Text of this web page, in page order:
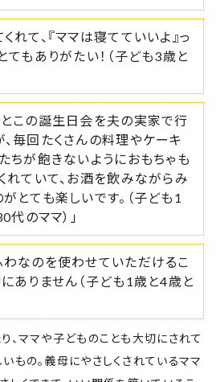
れて、『ママは寝てていいよ』っ
てもありがたい！（子ども3歳と
とこの誕生日会を夫の実家で行
毎回たくさんの料理やケーキ
ちが飽きないようにおもちゃも
れていて、お酒を飲みながらみ
とても楽しいです。（子ども1
のママ）」
わなのを使わせていただけるこ
ありません（子ども1歳と4歳と
、ママや子どものことも大切にされて
もの。義母にやさしくされているママ